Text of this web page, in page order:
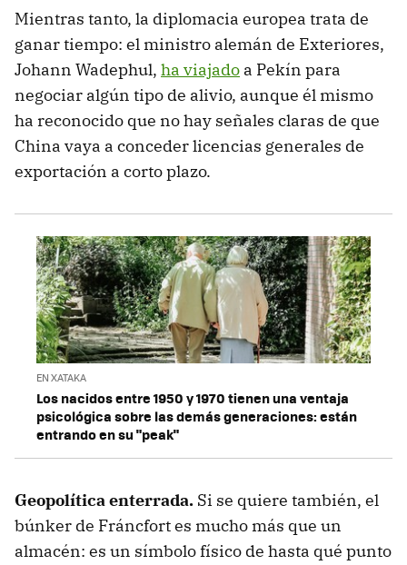
Mientras tanto, la diplomacia europea trata de
ganar tiempo: el ministro alemán de Exteriores,
Johann Wadephul, ha viajado a Pekín para
negociar algún tipo de alivio, aunque él mismo
ha reconocido que no hay señales claras de que
China vaya a conceder licencias generales de
exportación a corto plazo.
EN XATAKA
Los nacidos entre 1950 y 1970 tienen una ventaja
psicológica sobre las demás generaciones: están
entrando en su "peak"
Geopolítica enterrada. Si se quiere también, el
búnker de Fráncfort es mucho más que un
almacén: es un símbolo físico de hasta qué punto